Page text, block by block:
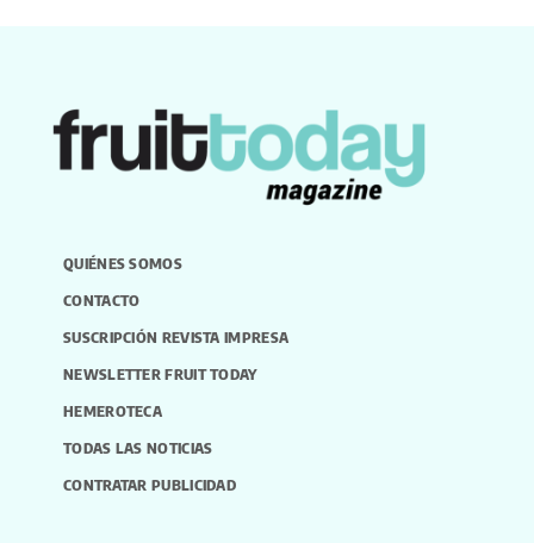
QUIÉNES SOMOS
CONTACTO
SUSCRIPCIÓN REVISTA IMPRESA
NEWSLETTER FRUIT TODAY
HEMEROTECA
TODAS LAS NOTICIAS
CONTRATAR PUBLICIDAD